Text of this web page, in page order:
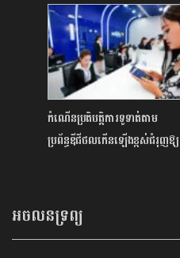
កំណើន​ប្រតិបត្តិការទូទាត់​តាម
ប្រព័ន្ធឌីជីថល​កើនឡើងខ្ពស់ជំរុញឱ្យ​
អចលនទ្រព្យ